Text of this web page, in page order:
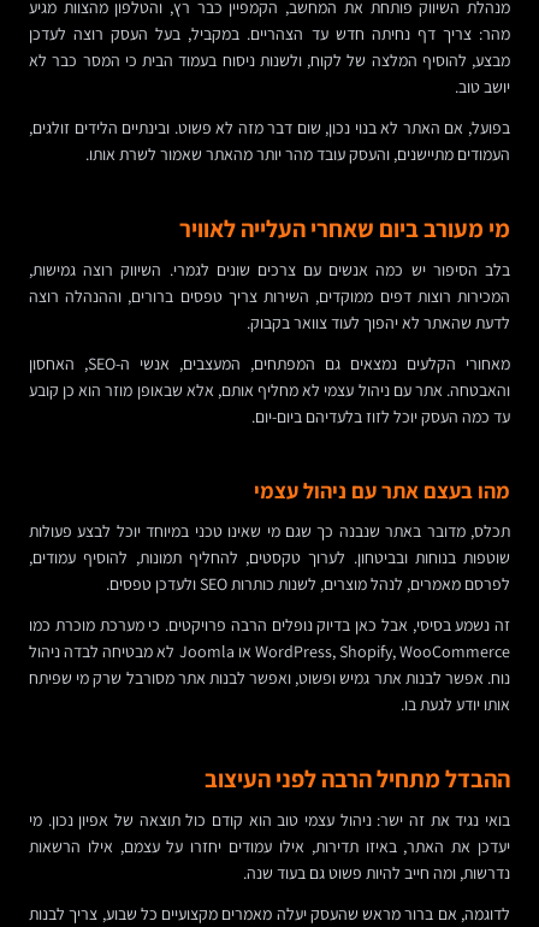
מנהלת השיווק פותחת את המחשב, הקמפיין כבר רץ, והטלפון מהצוות מגיע
מהר: צריך דף נחיתה חדש עד הצהריים. במקביל, בעל העסק רוצה לעדכן
מבצע, להוסיף המלצה של לקוח, ולשנות ניסוח בעמוד הבית כי המסר כבר לא
יושב טוב.
בפועל, אם האתר לא בנוי נכון, שום דבר מזה לא פשוט. ובינתיים הלידים זולגים,
העמודים מתיישנים, והעסק עובד מהר יותר מהאתר שאמור לשרת אותו.
מי מעורב ביום שאחרי העלייה לאוויר
בלב הסיפור יש כמה אנשים עם צרכים שונים לגמרי. השיווק רוצה גמישות,
המכירות רוצות דפים ממוקדים, השירות צריך טפסים ברורים, וההנהלה רוצה
לדעת שהאתר לא יהפוך לעוד צוואר בקבוק.
מאחורי הקלעים נמצאים גם המפתחים, המעצבים, אנשי ה-SEO, האחסון
והאבטחה. אתר עם ניהול עצמי לא מחליף אותם, אלא שבאופן מוזר הוא כן קובע
עד כמה העסק יוכל לזוז בלעדיהם ביום-יום.
מהו בעצם אתר עם ניהול עצמי
תכלס, מדובר באתר שנבנה כך שגם מי שאינו טכני במיוחד יוכל לבצע פעולות
שוטפות בנוחות ובביטחון. לערוך טקסטים, להחליף תמונות, להוסיף עמודים,
לפרסם מאמרים, לנהל מוצרים, לשנות כותרות SEO ולעדכן טפסים.
זה נשמע בסיסי, אבל כאן בדיוק נופלים הרבה פרויקטים. כי מערכת מוכרת כמו
WordPress, Shopify, WooCommerce או Joomla לא מבטיחה לבדה ניהול
נוח. אפשר לבנות אתר גמיש ופשוט, ואפשר לבנות אתר מסורבל שרק מי שפיתח
אותו יודע לגעת בו.
ההבדל מתחיל הרבה לפני העיצוב
בואי נגיד את זה ישר: ניהול עצמי טוב הוא קודם כול תוצאה של אפיון נכון. מי
יעדכן את האתר, באיזו תדירות, אילו עמודים יחזרו על עצמם, אילו הרשאות
נדרשות, ומה חייב להיות פשוט גם בעוד שנה.
לדוגמה, אם ברור מראש שהעסק יעלה מאמרים מקצועיים כל שבוע, צריך לבנות